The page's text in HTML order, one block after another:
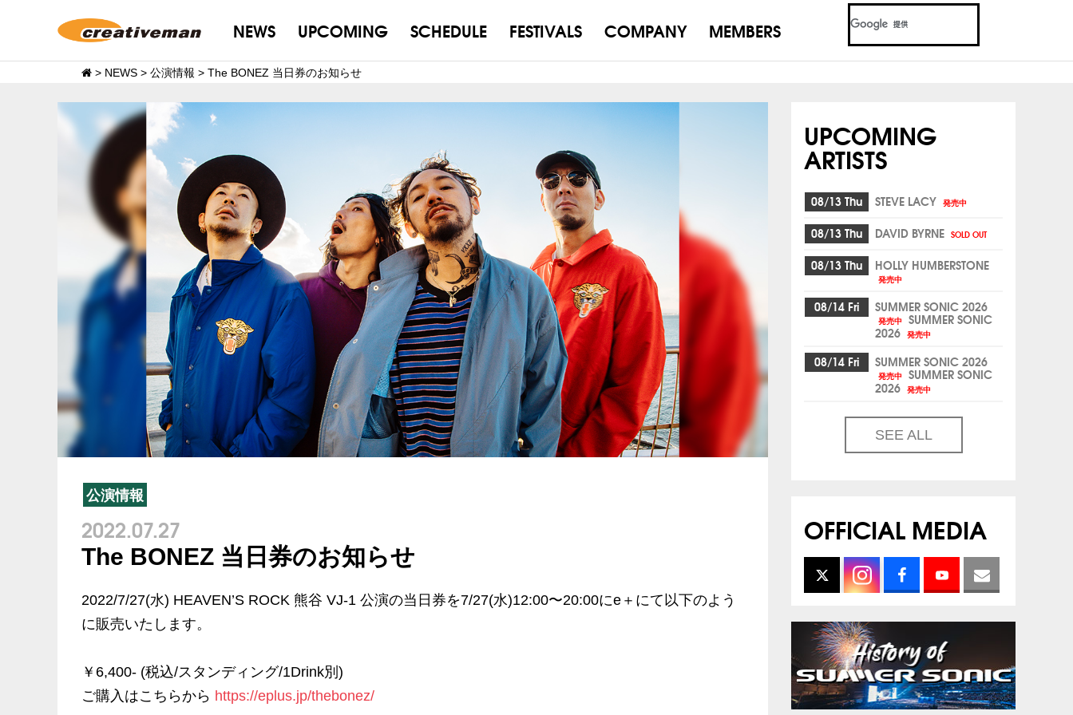
NEWS UPCOMING SCHEDULE FESTIVALS COMPANY MEMBERS
> NEWS > 公演情報 > The BONEZ 当日券のお知らせ
公演情報
2022.07.27
The BONEZ 当日券のお知らせ
2022/7/27(水) HEAVEN’S ROCK 熊谷 VJ-1 公演の当日券を7/27(水)12:00〜20:00にe＋にて以下のよう
に販売いたします。
￥6,400- (税込/スタンディング/1Drink別)
ご購入はこちらから https://eplus.jp/thebonez/
UPCOMING
ARTISTS
08/13 Thu STEVE LACY 発売中
08/13 Thu DAVID BYRNE SOLD OUT
08/13 Thu HOLLY HUMBERSTONE
発売中
08/14 Fri SUMMER SONIC 2026
発売中 SUMMER SONIC
2026 発売中
08/14 Fri SUMMER SONIC 2026
発売中 SUMMER SONIC
2026 発売中
SEE ALL
OFFICIAL MEDIA